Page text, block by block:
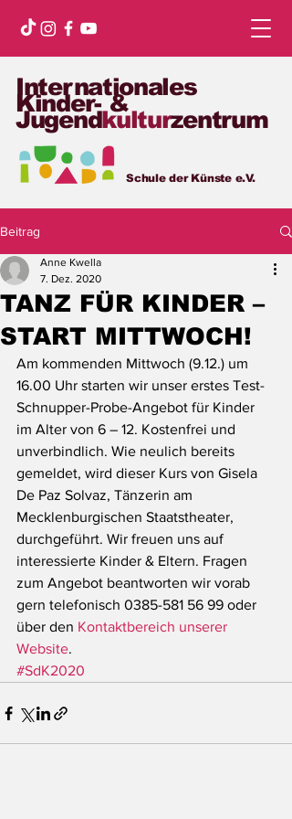
Internationales
Kinder- &
Jugendkulturzentrum
Schule der Künste e.V.
Beitrag
TANZ FÜR KINDER –
START MITTWOCH!
Anne Kwella
7. Dez. 2020
Am kommenden Mittwoch (9.12.) um
16.00 Uhr starten wir unser erstes Test-
Schnupper-Probe-Angebot für Kinder
im Alter von 6 – 12. Kostenfrei und
unverbindlich. Wie neulich bereits
gemeldet, wird dieser Kurs von Gisela
De Paz Solvaz, Tänzerin am
Mecklenburgischen Staatstheater,
durchgeführt. Wir freuen uns auf
interessierte Kinder & Eltern. Fragen
zum Angebot beantworten wir vorab
gern telefonisch 0385-581 56 99 oder
über den Kontaktbereich unserer
Website.
#SdK2020